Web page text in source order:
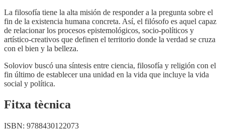
La filosofía tiene la alta misión de responder a la pregunta sobre el
fin de la existencia humana concreta. Así, el filósofo es aquel capaz
de relacionar los procesos epistemológicos, socio-políticos y
artístico-creativos que definen el territorio donde la verdad se cruza
con el bien y la belleza.
Soloviov buscó una síntesis entre ciencia, filosofía y religión con el
fin último de establecer una unidad en la vida que incluye la vida
social y política.
Fitxa tècnica
ISBN: 9788430122073